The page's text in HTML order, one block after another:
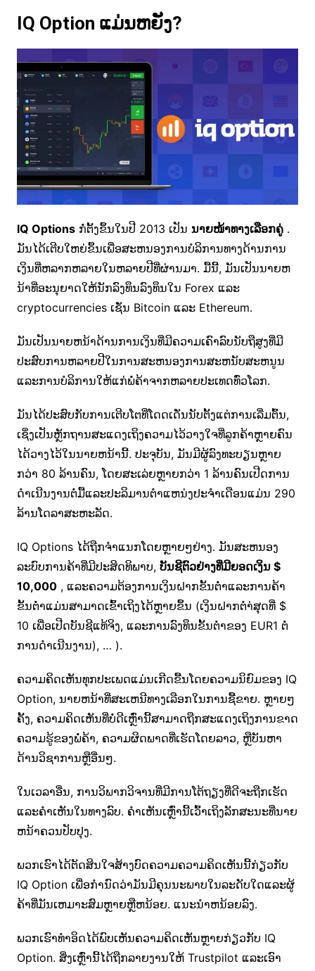
IQ Option ແມ່ນຫຍັງ?
IQ Optionsກໍ່ຕັ້ງຂຶ້ນໃນປີ 2013 ເປັນ ນາຍໜ້າທາງເລືອກຄູ່.
ມັນໄດ້ເຕີບໃຫຍ່ຂຶ້ນເພື່ອສະຫນອງການບໍລິການທາງດ້ານການ
ເງິນທີ່ຫລາກຫລາຍໃນຫລາຍປີທີ່ຜ່ານມາ. ມື້ນີ້, ມັນເປັນນາຍຫ
ນ້າທີ່ອະນຸຍາດໃຫ້ນັກລົງທຶນລົງທຶນໃນ Forex ແລະ
cryptocurrencies ເຊັ່ນ Bitcoin ແລະ Ethereum.
ມັນເປັນນາຍຫນ້າດ້ານການເງິນທີ່ມີຄວາມເຄົາລົບນັບຖືສູງທີ່ມີ
ປະສົບການຫລາຍປີໃນການສະຫນອງການສະຫນັບສະຫນູນ
ແລະການບໍລິການໃຫ້ແກ່ພໍ່ຄ້າຈາກຫລາຍປະເທດທົ່ວໂລກ.
ມັນໄດ້ປະສົບກັບການເຕີບໂຕທີ່ໂດດເດັ່ນນັບຕັ້ງແຕ່ການເລີ່ມຕົ້ນ,
ເຊິ່ງເປັນຫຼັກຖານສະແດງເຖິງຄວາມໄວ້ວາງໃຈທີ່ລູກຄ້າຫຼາຍຄົນ
ໄດ້ວາງໄວ້ໃນນາຍຫນ້ານີ້. ປະຈຸບັນ, ມັນມີຜູ້ລົງທະບຽນຫຼາຍ
ກວ່າ 80 ລ້ານຄົນ, ໂດຍສະເລ່ຍຫຼາຍກວ່າ 1 ລ້ານຄົນເປີດການ
ດໍາເນີນງານຕໍ່ມື້ແລະປະລິມານຕໍາແຫນ່ງປະຈໍາເດືອນແມ່ນ 290
ລ້ານໂດລາສະຫະລັດ.
IQ Options ໄດ້ຖືກຈໍາແນກໂດຍຫຼາຍໆຢ່າງ. ມັນສະຫນອງ
ລະບົບການຄ້າທີ່ມີປະສິດທິພາບ, ບັນຊີຕົວຢ່າງທີ່ມີຍອດເງິນ $
10,000, ແລະຄວາມຕ້ອງການເງິນຝາກຂັ້ນຕ່ໍາແລະການຄ້າ
ຂັ້ນຕ່ໍາແມ່ນສາມາດເຂົ້າເຖິງໄດ້ຫຼາຍຂຶ້ນ (ເງິນຝາກຕໍາ່ສຸດທີ່ $
10 ເພື່ອເປີດບັນຊີແທ້ຈິງ, ແລະການລົງທຶນຂັ້ນຕ່ໍາຂອງ EUR1 ຕໍ່
ການດໍາເນີນງານ), … ).
ຄວາມຄິດເຫັນທຸກປະເພດແມ່ນເກີດຂື້ນໂດຍຄວາມນິຍົມຂອງ IQ
Option, ນາຍຫນ້າທີ່ສະເຫນີທາງເລືອກໃນການຊື້ຂາຍ. ຫຼາຍໆ
ຄັ້ງ, ຄວາມຄິດເຫັນທີ່ບໍ່ດີເຫຼົ່ານີ້ສາມາດຖືກສະແດງເຖິງການຂາດ
ຄວາມຮູ້ຂອງພໍ່ຄ້າ, ຄວາມຜິດພາດທີ່ເຮັດໂດຍລາວ, ຫຼືບັນຫາ
ດ້ານວິຊາການຫຼືອື່ນໆ.
ໃນເວລາອື່ນ, ການວິພາກວິຈານທີ່ມີການໂຕ້ຖຽງທີ່ດີຈະຖືກເຮັດ
ແລະຄໍາເຫັນໃນທາງລົບ. ຄໍາເຫັນເຫຼົ່ານີ້ເວົ້າເຖິງລັກສະນະທີ່ນາຍ
ຫນ້າຄວນປັບປຸງ.
ພວກເຮົາໄດ້ຕັດສິນໃຈສ້າງບົດຄວາມຄວາມຄິດເຫັນນີ້ກ່ຽວກັບ
IQ Option ເພື່ອກໍານົດວ່າມັນມີຄຸນນະພາບໃນລະດັບໃດແລະຜູ້
ຄ້າທີ່ມັນເຫມາະສົມຫຼາຍຫຼືຫນ້ອຍ. ແນະນໍາຫນ້ອຍລົງ.
ພວກເຮົາທໍາອິດໄດ້ພົບເຫັນຄວາມຄິດເຫັນຫຼາຍກ່ຽວກັບ IQ
Option. ສິ່ງເຫຼົ່ານີ້ໄດ້ຖືກລາຍງານໃຫ້ Trustpilot ແລະເອົາ